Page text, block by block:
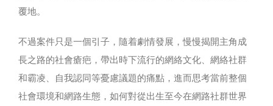
覆地。
不過案件只是一個引子，隨着劇情發展，慢慢揭開主角成
長之路的社會瘡疤，帶出時下流行的網絡文化、網絡社群
和霸凌、自我認同等憂慮議題的痛點，進而思考當前整個
社會環境和網路生態，如何對從出生至今在網路社群世界